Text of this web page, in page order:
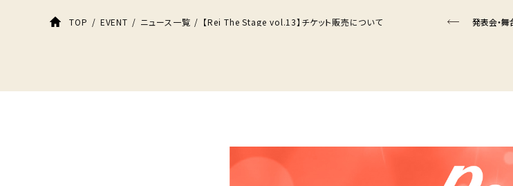
TOP EVENT ニュース一覧 【Rei The Stage vol.13】チケット販売について 発表会・舞